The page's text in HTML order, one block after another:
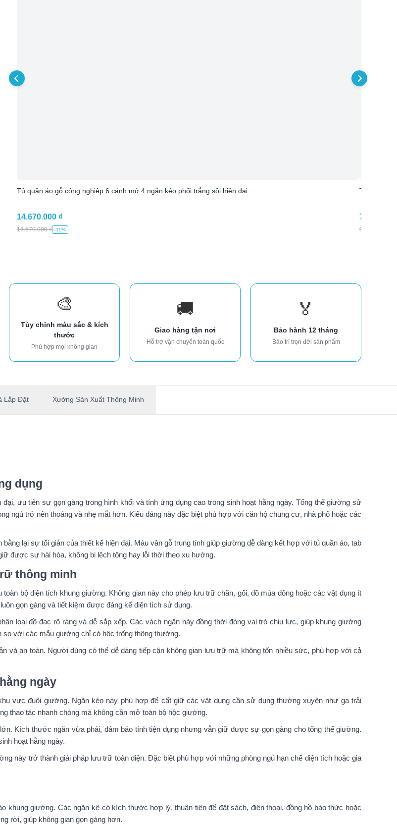
Tủ quần áo gỗ công nghiệp 6 cánh mở 4 ngăn kéo phối trắng sồi hiện đại
14.670.000 ₫
16.570.000₫ -11%
Tủ quần
7.240.000
9.350.000
🎨
Tùy chỉnh màu sắc & kích
thước
Phù hợp mọi không gian
🚚
Giao hàng tận nơi
Hỗ trợ vận chuyển toàn quốc
🏅
Bảo hành 12 tháng
Bảo trì trọn đời sản phẩm
Lắp Đặt Xưởng Sản Xuất Thông Minh
dụng
ưu tiên sự gọn gàng trong hình khối và tính ứng dụng cao trong sinh hoạt hằng ngày. Tổng thể giường sử
ngủ trở nên thoáng và nhẹ mắt hơn. Kiểu dáng này đặc biệt phù hợp với căn hộ chung cư, nhà phố hoặc các
lại sự tối giản của thiết kế hiện đại. Màu vân gỗ trung tính giúp giường dễ dàng kết hợp với tủ quần áo, tab
được sự hài hòa, không bị lệch tông hay lỗi thời theo xu hướng.
thông minh
bộ diện tích khung giường. Không gian này cho phép lưu trữ chăn, gối, đồ mùa đông hoặc các vật dụng ít
gọn gàng và tiết kiệm được đáng kể diện tích sử dụng.
loại đồ đạc rõ ràng và dễ sắp xếp. Các vách ngăn này đồng thời đóng vai trò chịu lực, giúp khung giường
với các mẫu giường chỉ có hộc trống thông thường.
và an toàn. Người dùng có thể dễ dàng tiếp cận không gian lưu trữ mà không tốn nhiều sức, phù hợp với cả
ngày
vực đuôi giường. Ngăn kéo này phù hợp để cất giữ các vật dụng cần sử dụng thường xuyên như ga trải
thao tác nhanh chóng mà không cần mở toàn bộ hộc giường.
Kích thước ngăn vừa phải, đảm bảo tính tiện dụng nhưng vẫn giữ được sự gọn gàng cho tổng thể giường.
hoạt hằng ngày.
này trở thành giải pháp lưu trữ toàn diện. Đặc biệt phù hợp với những phòng ngủ hạn chế diện tích hoặc gia
khung giường. Các ngăn kệ có kích thước hợp lý, thuận tiện để đặt sách, điện thoại, đồng hồ báo thức hoặc
rời, giúp không gian gọn gàng hơn.